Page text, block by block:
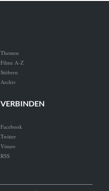
Themen
Filme A-Z
Stöbern
Archiv
VERBINDEN
Facebook
Twitter
Vimeo
RSS